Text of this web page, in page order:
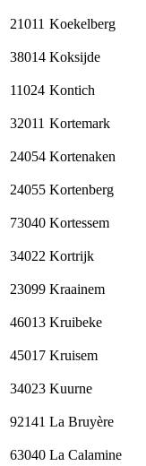
21011 Koekelberg
38014 Koksijde
11024 Kontich
32011 Kortemark
24054 Kortenaken
24055 Kortenberg
73040 Kortessem
34022 Kortrijk
23099 Kraainem
46013 Kruibeke
45017 Kruisem
34023 Kuurne
92141 La Bruyère
63040 La Calamine